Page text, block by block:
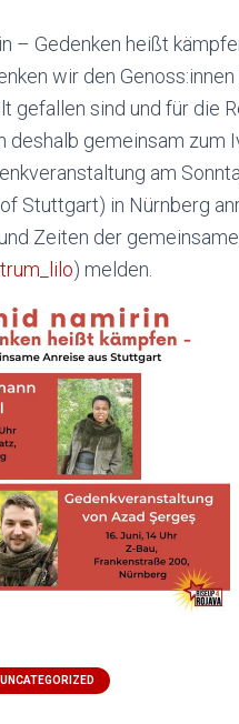
– Gedenken heißt
wir den
gefallen sind und für die
deshalb gemeinsam zum
am
Stuttgart) in Nürnberg
Zeiten der
) melden.
UNCATEGORIZED